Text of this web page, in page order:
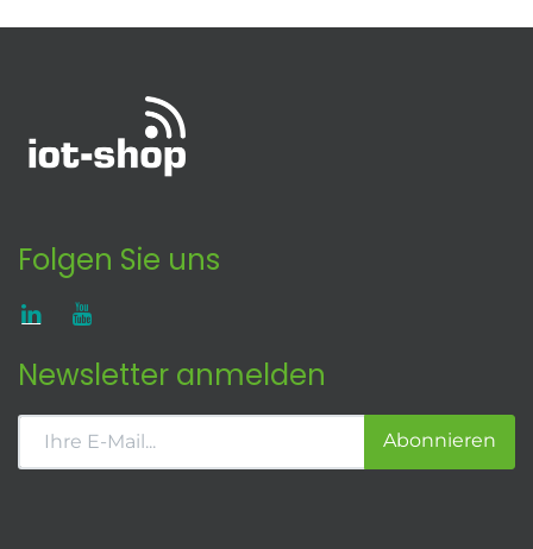
Folgen Sie uns
Newsletter anmelden
Abonnieren